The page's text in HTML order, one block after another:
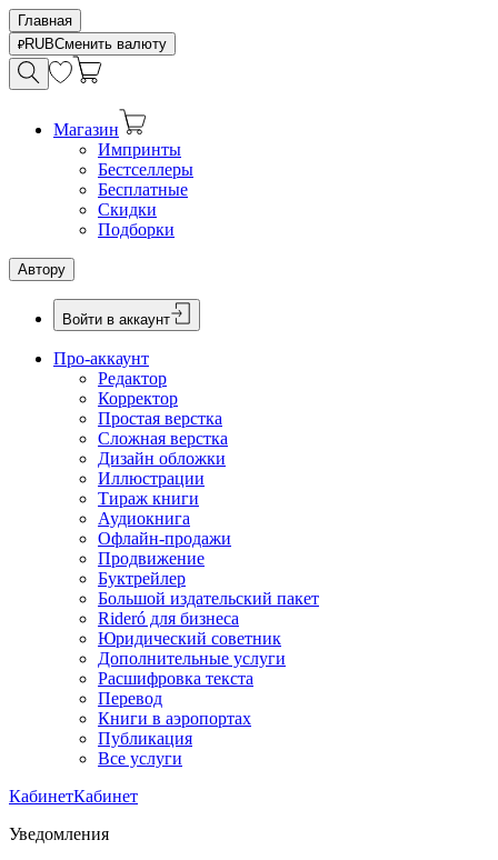
Главная
RUBСменить валюту
Магазин
Импринты
Бестселлеры
Бесплатные
Скидки
Подборки
Автору
Войти в аккаунт
Про-аккаунт
Редактор
Корректор
Простая верстка
Сложная верстка
Дизайн обложки
Иллюстрации
Тираж книги
Аудиокнига
Офлайн-продажи
Продвижение
Буктрейлер
Большой издательский пакет
Rideró для бизнеса
Юридический советник
Дополнительные услуги
Расшифровка текста
Перевод
Книги в аэропортах
Публикация
Все услуги
КабинетКабинет
Уведомления